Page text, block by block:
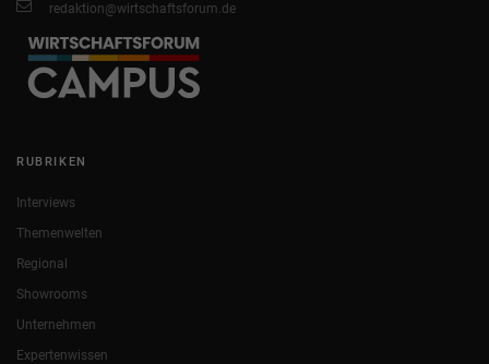
redaktion@wirtschaftsforum.de
RUBRIKEN
Interviews
Themenwelten
Regional
Showrooms
Unternehmen
Expertenwissen